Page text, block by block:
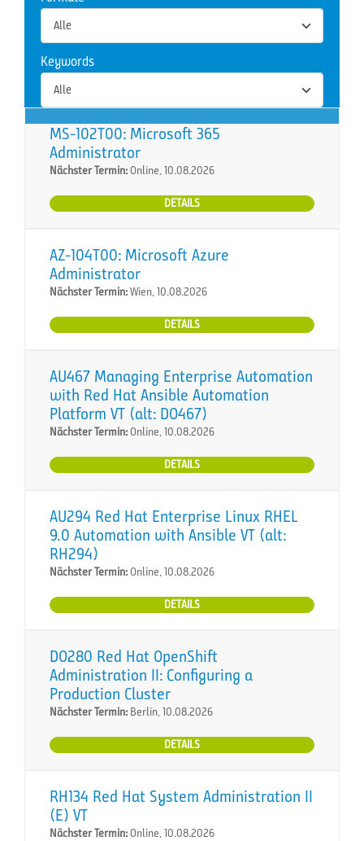
Keywords
MS-102T00: Microsoft 365
Administrator
Nächster Termin:Online, 10.08.2026
DETAILS
AZ-104T00: Microsoft Azure
Administrator
Nächster Termin:Wien, 10.08.2026
DETAILS
AU467 Managing Enterprise Automation
with Red Hat Ansible Automation
Platform VT (alt: DO467)
Nächster Termin:Online, 10.08.2026
DETAILS
AU294 Red Hat Enterprise Linux RHEL
9.0 Automation with Ansible VT (alt:
RH294)
Nächster Termin:Online, 10.08.2026
DETAILS
DO280 Red Hat OpenShift
Administration II: Configuring a
Production Cluster
Nächster Termin: Berlin, 10.08.2026
DETAILS
RH134 Red Hat System Administration II
(E) VT
Nächster Termin:Online, 10.08.2026